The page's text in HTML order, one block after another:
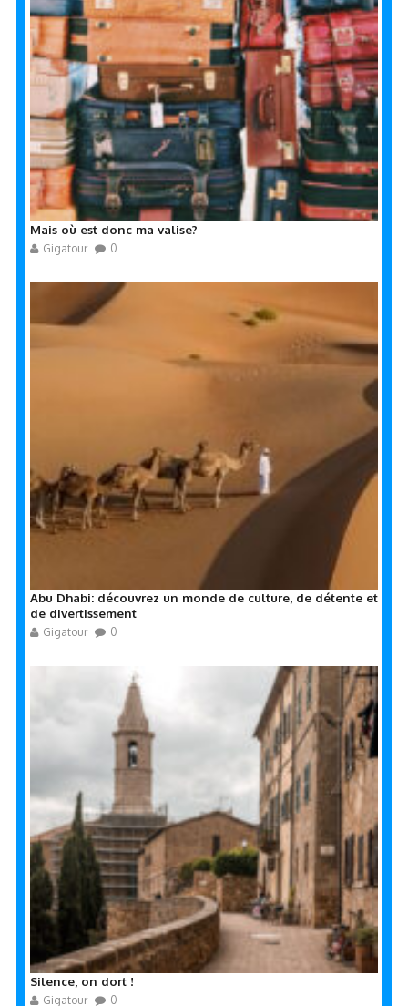
Mais où est donc ma valise?
Gigatour 0
Abu Dhabi: découvrez un monde de culture, de détente et
de divertissement
Gigatour 0
Silence, on dort !
Gigatour 0